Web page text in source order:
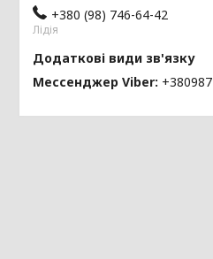
+380 (98) 746-64-42
Лідія
Мессенджер Viber